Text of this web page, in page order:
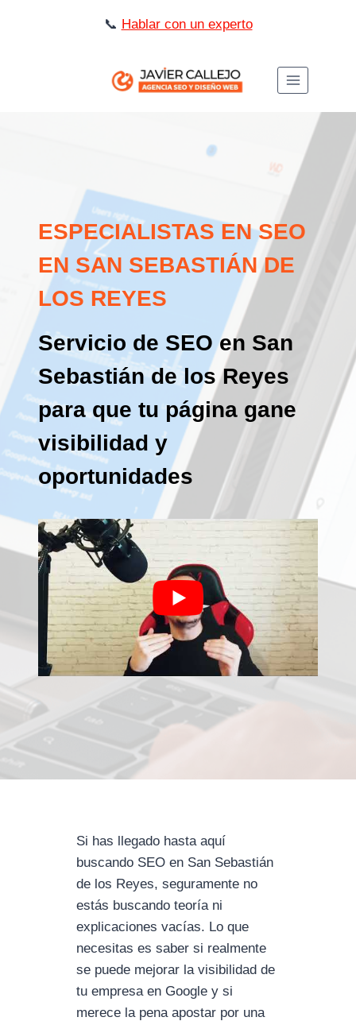
📞 Hablar con un experto
ESPECIALISTAS EN SEO
EN SAN SEBASTIÁN DE
LOS REYES
Servicio de SEO en San
Sebastián de los Reyes
para que tu página gane
visibilidad y
oportunidades
Si has llegado hasta aquí
buscando SEO en San Sebastián
de los Reyes, seguramente no
estás buscando teoría ni
explicaciones vacías. Lo que
necesitas es saber si realmente
se puede mejorar la visibilidad de
tu empresa en Google y si
merece la pena apostar por una